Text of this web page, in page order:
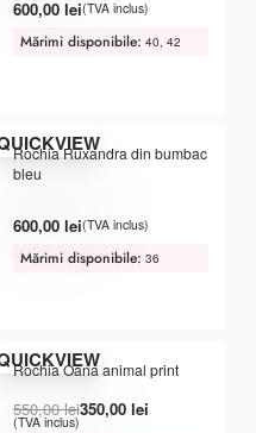
600,00 lei(TVA inclus)
Mărimi disponibile: 40, 42
Rochia Ruxandra din bumbac
bleu
Evaluat la5.00din 5
600,00 lei(TVA inclus)
Mărimi disponibile: 36
-36% OFF
Rochia Oana animal print
550,00lei350,00 lei
(TVA inclus)